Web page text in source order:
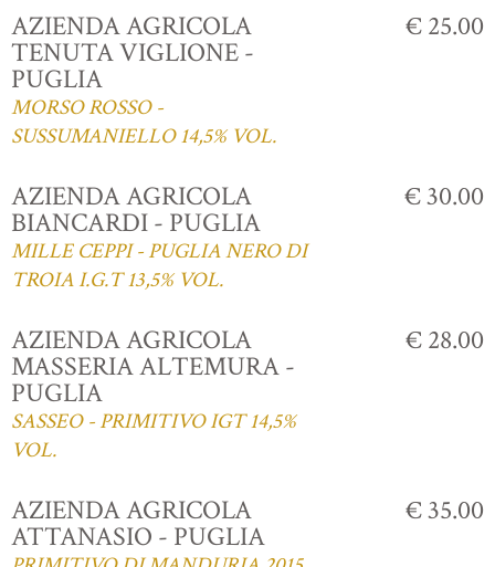
AZIENDA AGRICOLA
TENUTA VIGLIONE -
PUGLIA
MORSO ROSSO -
SUSSUMANIELLO 14,5% VOL.
€ 25.00
AZIENDA AGRICOLA
BIANCARDI - PUGLIA
MILLE CEPPI - PUGLIA NERO DI
TROIA I.G.T 13,5% VOL.
€ 30.00
AZIENDA AGRICOLA
MASSERIA ALTEMURA -
PUGLIA
SASSEO - PRIMITIVO IGT 14,5%
VOL.
€ 28.00
AZIENDA AGRICOLA
ATTANASIO - PUGLIA
€ 35.00